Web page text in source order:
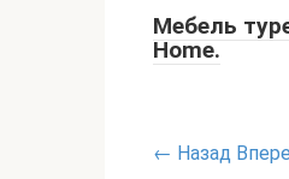
Мебель
Home.
← Назад